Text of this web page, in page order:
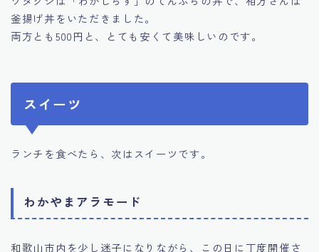
釜揚げ丼をいただきました。
両方とも500円と、とても安くて美味しいのです。
スイーツ
ランチを食べたら、次はスイーツです。
わかやまアラモード
和歌山市内を少し迷子になりながら、この日に丁度開催さ